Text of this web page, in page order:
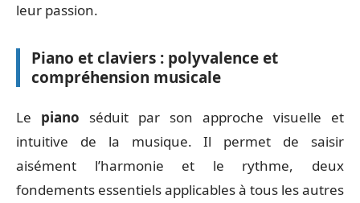
leur passion.
Piano et claviers : polyvalence et
compréhension musicale
Le piano séduit par son approche visuelle et
intuitive de la musique. Il permet de saisir
aisément l’harmonie et le rythme, deux
fondements essentiels applicables à tous les autres